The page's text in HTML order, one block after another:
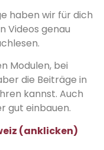
haben wir für dich
Videos genau
Modulen, bei
die Beiträge in
kannst. Auch
gut einbauen.
(anklicken)